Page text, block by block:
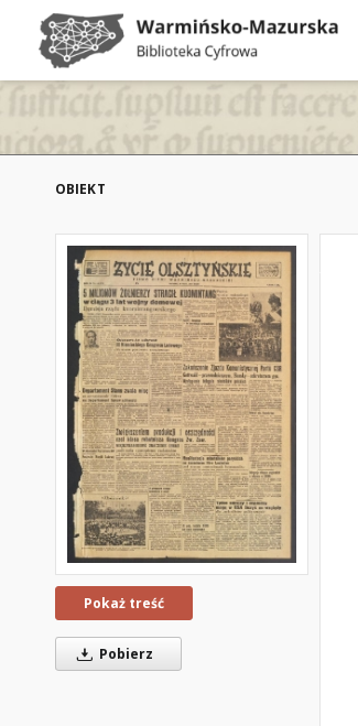
OBIEKT
Pokaż treść
Pobierz